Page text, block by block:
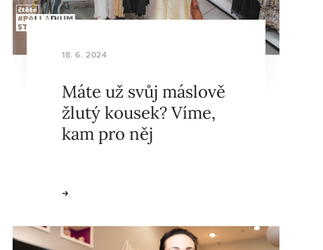
18. 6. 2024
Máte už svůj máslově
žlutý kousek? Víme,
kam pro něj